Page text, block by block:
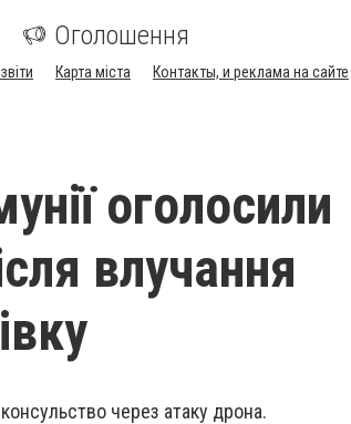
Оголошення
Карта міста Контакты, и реклама на сайте
оголосили
влучання
через атаку дрона.